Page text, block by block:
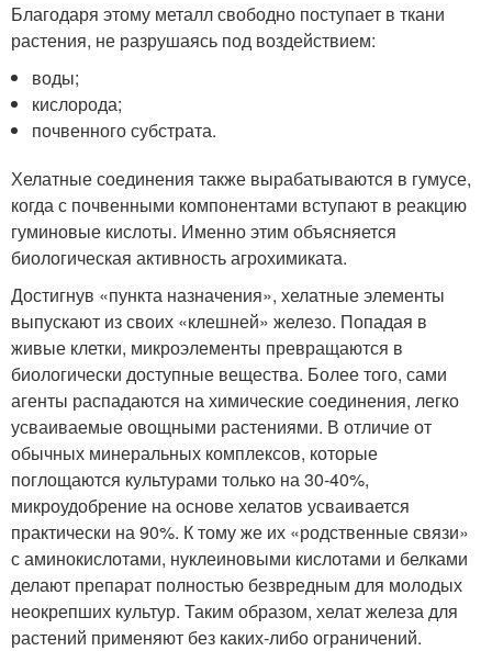
Благодаря этому металл свободно поступает в ткани
растения, не разрушаясь под воздействием:
воды;
кислорода;
почвенного субстрата.
Хелатные соединения также вырабатываются в гумусе,
когда с почвенными компонентами вступают в реакцию
гуминовые кислоты. Именно этим объясняется
биологическая активность агрохимиката.
Достигнув «пункта назначения», хелатные элементы
выпускают из своих «клешней» железо. Попадая в
живые клетки, микроэлементы превращаются в
биологически доступные вещества. Более того, сами
агенты распадаются на химические соединения, легко
усваиваемые овощными растениями. В отличие от
обычных минеральных комплексов, которые
поглощаются культурами только на 30-40%,
микроудобрение на основе хелатов усваивается
практически на 90%. К тому же их «родственные связи»
с аминокислотами, нуклеиновыми кислотами и белками
делают препарат полностью безвредным для молодых
неокрепших культур. Таким образом, хелат железа для
растений применяют без каких-либо ограничений.